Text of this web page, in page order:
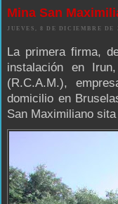
Mina San
JUEVES, 8 DE DICIEMBRE DE
La primera firma,
instalación en
(R.C.A.M.),
domicilio en
San Maximiliano